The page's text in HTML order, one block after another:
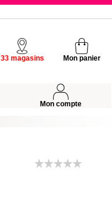
33 magasins Mon panier
Mon compte